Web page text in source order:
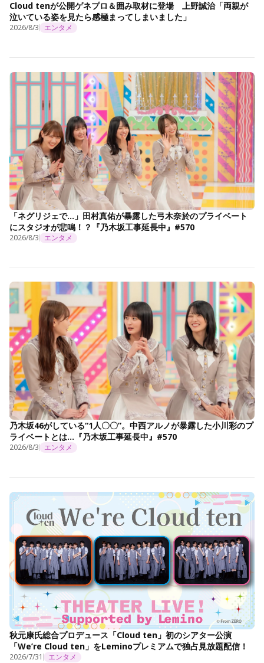
Cloud tenが公開ゲネプロ＆囲み取材に登場 上野誠治「両親が
泣いている姿を見たら感極まってしまいました」
2026/8/3 エンタメ
「ネグリジェで…」田村真佑が暴露した弓木奈於のプライベート
にスタジオが悲鳴！？『乃木坂工事延長中』#570
2026/8/3 エンタメ
乃木坂46がしている“1人〇〇”。中西アルノが暴露した小川彩のプ
ライベートとは…『乃木坂工事延長中』#570
2026/8/3 エンタメ
秋元康氏総合プロデュース「Cloud ten」初のシアター公演
「We’re Cloud ten」をLeminoプレミアムで独占見放題配信！
2026/7/31 エンタメ